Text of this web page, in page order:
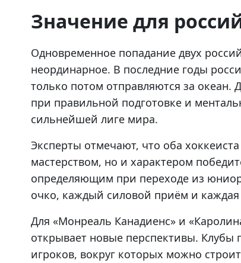
Значение для
Одновременное попадание двух
неординарное. В последние годы
только потом отправляются за
при правильной подготовке и
сильнейшей лиге мира.
Эксперты отмечают, что оба
мастерством, но и характером
определяющим при переходе из
очко, каждый силовой приём и
Для «Монреаль Канадиенс» и
открывает новые перспективы. Клубы
игроков, вокруг которых можно